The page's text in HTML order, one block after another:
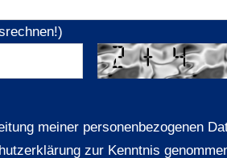
meiner personenbezogenen
zur Kenntnis